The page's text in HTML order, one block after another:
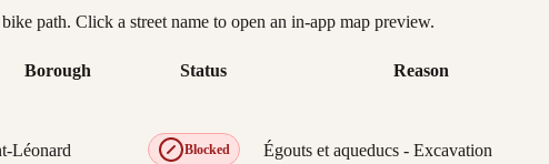
path. Click a street name to open an in-app map preview.
Borough Status Reason
Léonard Blocked Égouts et aqueducs - Excavation